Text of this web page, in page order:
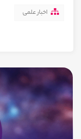
اخبار علمی